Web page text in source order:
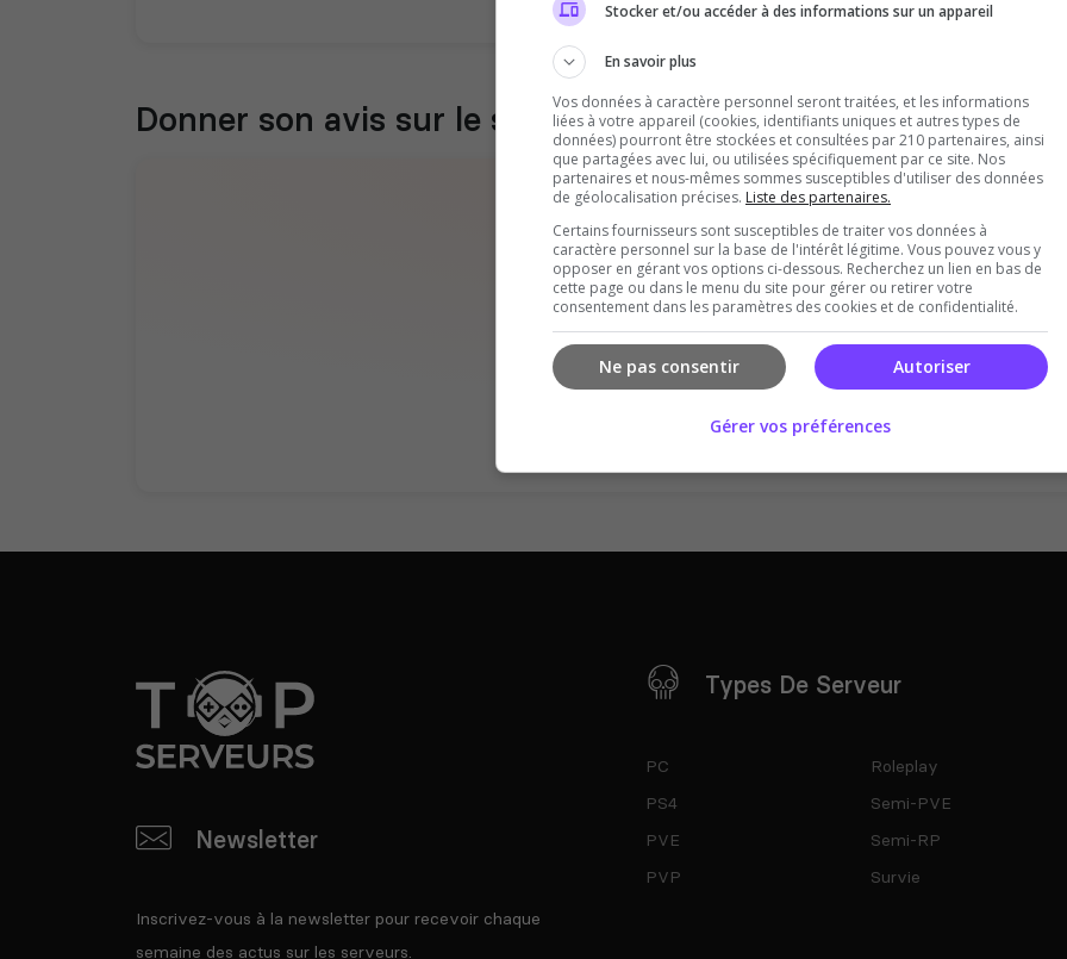
Donner son avis sur le serveur
Vous devez être connecté pour ajouter un avis
sur ce serveur !
Newsletter
Inscrivez-vous à la newsletter pour recevoir chaque
semaine des actus sur les serveurs.
Types De Serveur
PC
PS4
PVE
PVP
Roleplay
Semi-PVE
Semi-RP
Survie
Stocker et/ou accéder à des informations sur un appareil
En savoir plus
Vos données à caractère personnel seront traitées, et les informations
liées à votre appareil (cookies, identifiants uniques et autres types de
données) pourront être stockées et consultées par 210 partenaires, ainsi
que partagées avec lui, ou utilisées spécifiquement par ce site. Nos
partenaires et nous-mêmes sommes susceptibles d'utiliser des données
de géolocalisation précises. Liste des partenaires.
Certains fournisseurs sont susceptibles de traiter vos données à
caractère personnel sur la base de l'intérêt légitime. Vous pouvez vous y
opposer en gérant vos options ci-dessous. Recherchez un lien en bas de
cette page ou dans le menu du site pour gérer ou retirer votre
consentement dans les paramètres des cookies et de confidentialité.
Autoriser
Ne pas consentir
Gérer vos préférences